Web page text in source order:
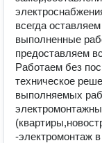
всегда
выполненные
предоставляем
Работаем без
техническое
выполняемых
-электромонтаж